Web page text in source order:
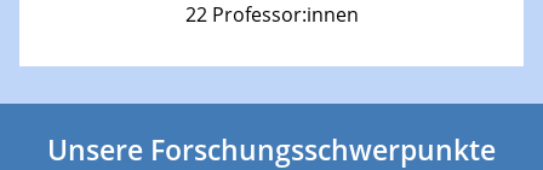
22 Professor:innen
Unsere Forschungsschwerpunkte